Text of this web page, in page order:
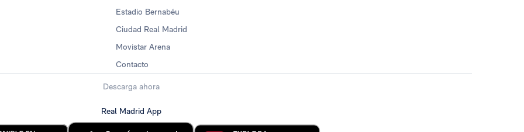
Estadio Bernabéu
Ciudad Real Madrid
Movistar Arena
Contacto
Descarga ahora
Real Madrid App